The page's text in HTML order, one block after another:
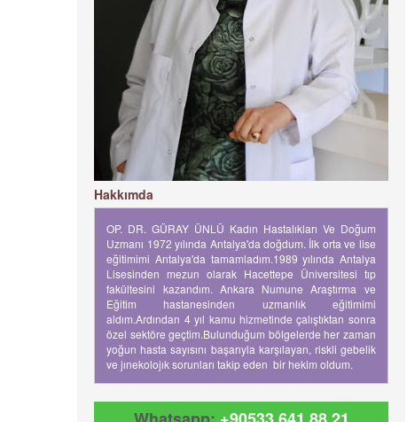
Hakkımda
OP. DR. GÜRAY ÜNLÜ Kadın Hastalıkları Ve Doğum
Uzmanı 1972 yılında Antalya'da doğdum. İlk orta ve lise
eğitimimi Antalya'da tamamladım.1989 yılında Antalya
Lisesinden mezun olarak Hacettepe Üniversitesi tıp
fakültesini kazandım. Ankara Numune Araştırma ve
Eğitim hastanesinden uzmanlık eğitimimi
aldım.Ardından 4 yıl kamu hizmetinde çalıştıktan sonra
özel sektöre geçtim.Bulunduğum bölgelerde her zaman
yoğun hasta sayısını başarıyla karşılayan, riskli gebelik
ve jınekolojık sorunları takip eden bir hekim oldum.